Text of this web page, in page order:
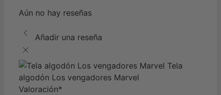
Aún no hay reseñas
Añadir una reseña
Tela
algodón Los vengadores Marvel
Valoración*